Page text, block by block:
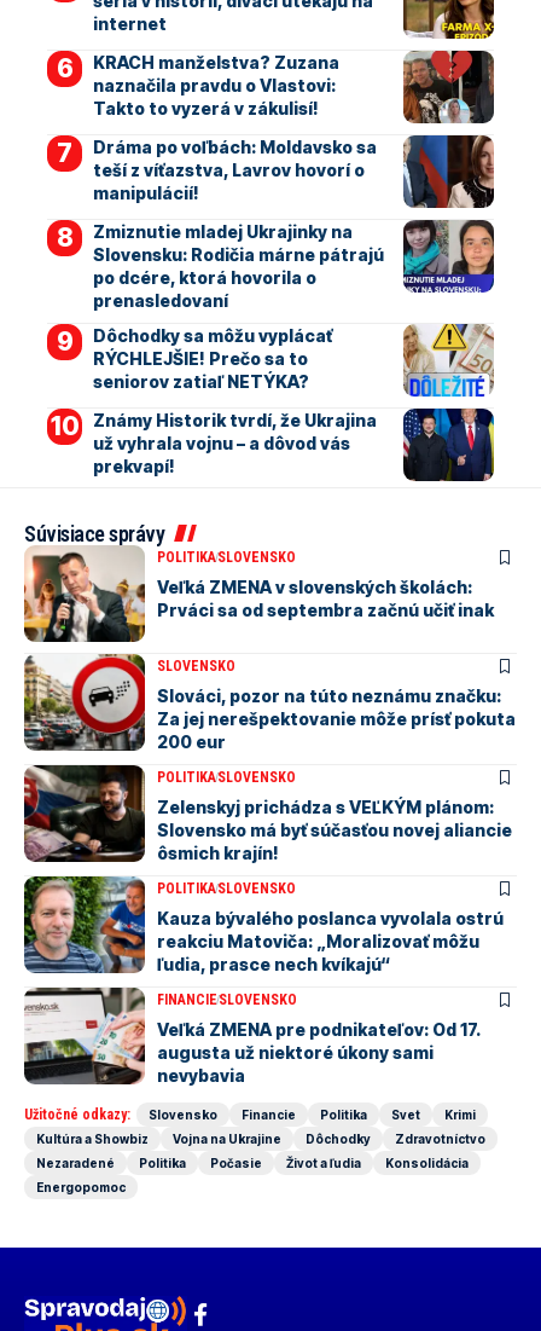
internet
KRACH manželstva? Zuzana
naznačila pravdu o Vlastovi:
Takto to vyzerá v zákulisí!
Dráma po voľbách: Moldavsko sa
teší z víťazstva, Lavrov hovorí o
manipulácií!
Zmiznutie mladej Ukrajinky na
Slovensku: Rodičia márne pátrajú
po dcére, ktorá hovorila o
prenasledovaní
Dôchodky sa môžu vyplácať
RÝCHLEJŠIE! Prečo sa to
seniorov zatiaľ NETÝKA?
Známy Historik tvrdí, že Ukrajina
už vyhrala vojnu – a dôvod vás
prekvapí!
Súvisiace správy
POLITIKASLOVENSKO
Veľká ZMENA v slovenských školách:
Prváci sa od septembra začnú učiť inak
SLOVENSKO
Slováci, pozor na túto neznámu značku:
Za jej nerešpektovanie môže prísť pokuta
200 eur
POLITIKASLOVENSKO
Zelenskyj prichádza s VEĽKÝM plánom:
Slovensko má byť súčasťou novej aliancie
ôsmich krajín!
POLITIKASLOVENSKO
Kauza bývalého poslanca vyvolala ostrú
reakciu Matoviča: „Moralizovať môžu
ľudia, prasce nech kvíkajú“
FINANCIESLOVENSKO
Veľká ZMENA pre podnikateľov: Od 17.
augusta už niektoré úkony sami
nevybavia
Užitočné odkazy: Slovensko Financie Politika Svet
Krimi
Kultúra a Showbiz
Vojna na Ukrajine Dôchodky
Zdravotníctvo
Nezaradené
Politika Počasie Život a ľudia
Konsolidácia
Energopomoc